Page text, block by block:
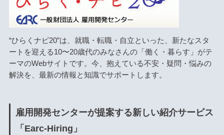
“ひらくナビ20”は、就職・転職・自立といった、新たなスタ
ートを迎える10〜20歳代のみなさんの「働く・暮らす」がテ
ーマのWebサイトです。今、抱えている不安・疑問・悩みの
解決を、最新の情報と知識でサポートします。
雇用開発センターが提案する新しい紹介サービス
「Earc-Hiring」